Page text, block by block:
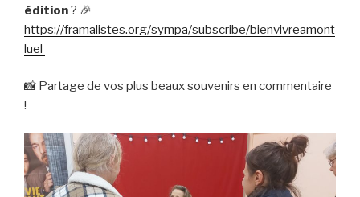
édition? 🎉
https://framalistes.org/sympa/subscribe/bienvivreamont
luel
📸 Partage de vos plus beaux souvenirs en commentaire
!